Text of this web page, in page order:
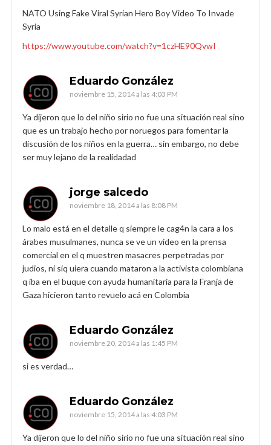
NATO Using Fake Viral Syrian Hero Boy Video To Invade
Syria
https://www.youtube.com/watch?v=1czHE90QvwI
Eduardo González
noviembre 15, 2014 a las 4:03 PM
Ya dijeron que lo del niño sirio no fue una situación real sino
que es un trabajo hecho por noruegos para fomentar la
discusión de los niños en la guerra… sin embargo, no debe
ser muy lejano de la realidadad
jorge salcedo
noviembre 18, 2014 a las 8:08 PM
Lo malo está en el detalle q siempre le cag4n la cara a los
árabes musulmanes, nunca se ve un vídeo en la prensa
comercial en el q muestren masacres perpetradas por
judios, ni siq uiera cuando mataron a la activista colombiana
q iba en el buque con ayuda humanitaria para la Franja de
Gaza hicieron tanto revuelo acá en Colombia
Eduardo González
noviembre 20, 2014 a las 1:45 PM
si es verdad…
Eduardo González
noviembre 15, 2014 a las 4:03 PM
Ya dijeron que lo del niño sirio no fue una situación real sino